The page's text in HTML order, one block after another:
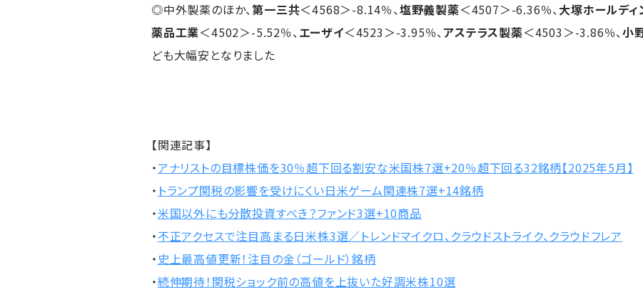
◎中外製薬のほか、第一三共＜4568＞-8.14％、塩野義製薬＜4507＞-6.36％、大塚ホールディ
薬品工業＜4502＞-5.52％、エーザイ＜4523＞-3.95％、アステラス製薬＜4503＞-3.86％、小
ども大幅安となりました
【関連記事】
・アナリストの目標株価を30％超下回る割安な米国株7選+20％超下回る32銘柄【2025年5月】
・ トランプ関税の影響を受けにくい日米ゲーム関連株7選+14銘柄
・米国以外にも分散投資すべき？ファンド3選+10商品
・不正アクセスで注目高まる日米株3選／トレンドマイクロ、クラウドストライク、クラウドフレア
・ 史上最高値更新！注目の金（ゴールド）銘柄
・続伸期待！関税ショック前の高値を上抜いた好調米株10選